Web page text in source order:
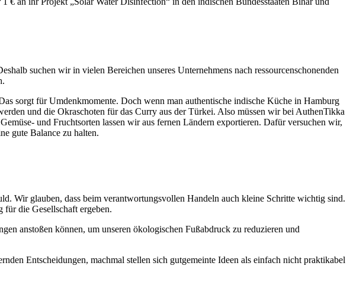
suchen wir in vielen Bereichen unseres Unternehmens nach ressourcenschonenden
sorgt für Umdenkmomente. Doch wenn man authentische indische Küche in Hamburg
und die Okraschoten für das Curry aus der Türkei. Also müssen wir bei AuthenTikka
und Fruchtsorten lassen wir aus fernen Ländern exportieren. Dafür versuchen wir,
gute Balance zu halten.
Wir glauben, dass beim verantwortungsvollen Handeln auch kleine Schritte wichtig sind.
die Gesellschaft ergeben.
anstoßen können, um unseren ökologischen Fußabdruck zu reduzieren und
Entscheidungen, machmal stellen sich gutgemeinte Ideen als einfach nicht praktikabel